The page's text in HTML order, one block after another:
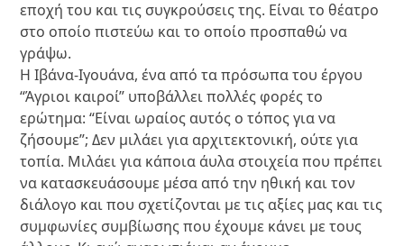
εποχή του και τις συγκρούσεις της. Είναι το θέατρο
στο οποίο πιστεύω και το οποίο προσπαθώ να
γράψω.
Η Ιβάνα-Ιγουάνα, ένα από τα πρόσωπα του έργου
“Άγριοι καιροί” υποβάλλει πολλές φορές το
ερώτημα: “Είναι ωραίος αυτός ο τόπος για να
ζήσουμε”; Δεν μιλάει για αρχιτεκτονική, ούτε για
τοπία. Μιλάει για κάποια άυλα στοιχεία που πρέπει
να κατασκευάσουμε μέσα από την ηθική και τον
διάλογο και που σχετίζονται με τις αξίες μας και τις
συμφωνίες συμβίωσης που έχουμε κάνει με τους